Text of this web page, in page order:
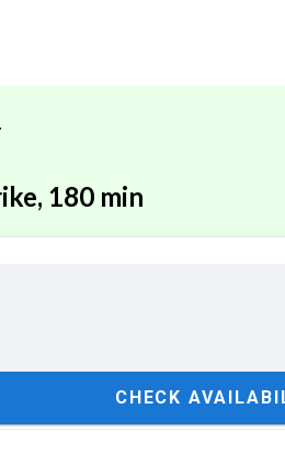
180 min
CHECK